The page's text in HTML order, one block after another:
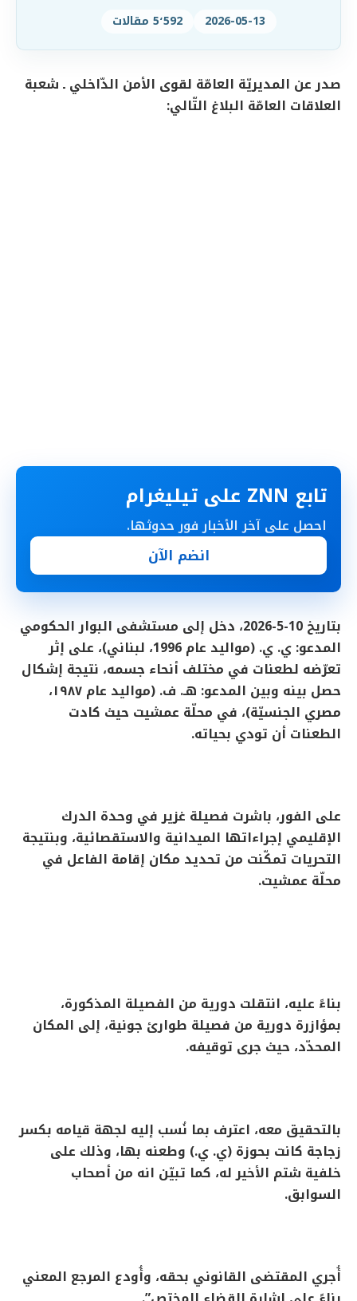
2026-05-13 5٬592 مقالات
صدر عن المديريّة العامّة لقوى الأمن الدّاخلي ـ شعبة
العلاقات العامّة البلاغ التّالي:
تابع ZNN على تيليغرام
احصل على آخر الأخبار فور حدوثها.
انضم الآن
بتاريخ 10-5-2026، دخل إلى مستشفى البوار الحكومي
المدعو: ي. ي. (مواليد عام 1996، لبناني)، على إثر
تعرّضه لطعنات في مختلف أنحاء جسمه، نتيجة إشكال
حصل بينه وبين المدعو: هـ. ف. (مواليد عام ١٩٨٧،
مصري الجنسيّة)، في محلّة عمشيت حيث كادت
الطعنات أن تودي بحياته.
على الفور، باشرت فصيلة غزير في وحدة الدرك
الإقليمي إجراءاتها الميدانية والاستقصائية، وبنتيجة
التحريات تمكّنت من تحديد مكان إقامة الفاعل في
محلّة عمشيت.
بناءً عليه، انتقلت دورية من الفصيلة المذكورة،
بمؤازرة دورية من فصيلة طوارئ جونية، إلى المكان
المحدّد، حيث جرى توقيفه.
بالتحقيق معه، اعترف بما نُسب إليه لجهة قيامه بكسر
زجاجة كانت بحوزة (ي. ي.) وطعنه بها، وذلك على
خلفية شتم الأخير له، كما تبيّن انه من أصحاب
السوابق.
أُجري المقتضى القانوني بحقه، وأُودع المرجع المعني